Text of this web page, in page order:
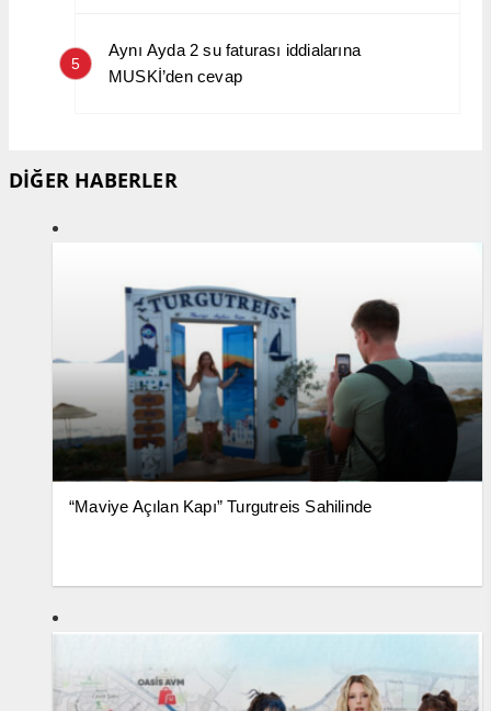
5
Aynı Ayda 2 su faturası iddialarına
MUSKİ’den cevap
DİĞER HABERLER
“Maviye Açılan Kapı” Turgutreis Sahilinde